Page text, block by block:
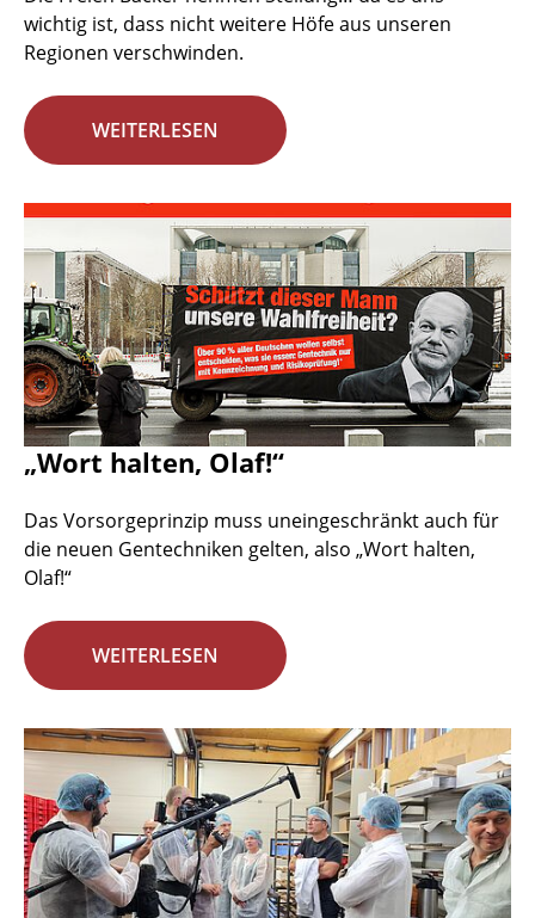
wichtig ist, dass nicht weitere Höfe aus unseren
Regionen verschwinden.
WEITERLESEN
„Wort halten, Olaf!“
Das Vorsorgeprinzip muss uneingeschränkt auch für
die neuen Gentechniken gelten, also „Wort halten,
Olaf!“
WEITERLESEN